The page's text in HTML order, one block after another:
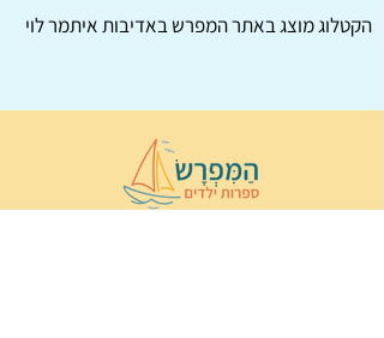
הקטלוג מוצג באתרהמפרשבאדיבות איתמר לוי